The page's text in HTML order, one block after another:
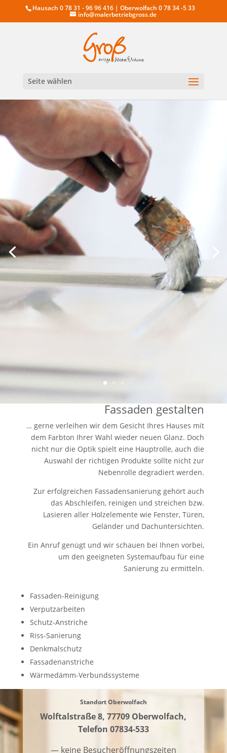
Hausach 0 78 31 - 96 96 416 | Oberwolfach 0 78 34 -5 33
info@malerbetriebgross.de
Seite wählen
Fassaden gestalten
… gerne verleihen wir dem Gesicht Ihres Hauses mit
dem Farbton Ihrer Wahl wieder neuen Glanz. Doch
nicht nur die Optik spielt eine Hauptrolle, auch die
Auswahl der richtigen Produkte sollte nicht zur
Nebenrolle degradiert werden.
Zur erfolgreichen Fassadensanierung gehört auch
das Abschleifen, reinigen und streichen bzw.
Lasieren aller Holzelemente wie Fenster, Türen,
Geländer und Dachuntersichten.
Ein Anruf genügt und wir schauen bei Ihnen vorbei,
um den geeigneten Systemaufbau für eine
Sanierung zu ermitteln.
Fassaden-Reinigung
Verputzarbeiten
Schutz-Anstriche
Riss-Sanierung
Denkmalschutz
Fassadenanstriche
Wärmedämm-Verbundssysteme
Standort Oberwolfach
Wolftalstraße 8,77709 Oberwolfach,
Telefon 07834-533
— keine Besucheröffnungszeiten